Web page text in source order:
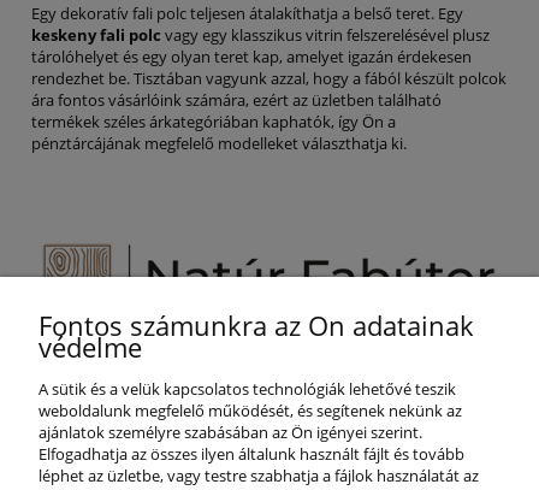
Egy dekoratív fali polc teljesen átalakíthatja a belső teret. Egy
keskeny fali polc vagy egy klasszikus vitrin felszerelésével plusz
tárolóhelyet és egy olyan teret kap, amelyet igazán érdekesen
rendezhet be. Tisztában vagyunk azzal, hogy a fából készült polcok
ára fontos vásárlóink számára, ezért az üzletben található
termékek széles árkategóriában kaphatók, így Ön a
pénztárcájának megfelelő modelleket választhatja ki.
Segítünk Önnek!
info@naturfabutor.hu
SEGÍTSÉG
Fontos számunkra az Ön adatainak
védelme
A sütik és a velük kapcsolatos technológiák lehetővé teszik
weboldalunk megfelelő működését, és segítenek nekünk az
ajánlatok személyre szabásában az Ön igényei szerint.
Elfogadhatja az összes ilyen általunk használt fájlt és tovább
léphet az üzletbe, vagy testre szabhatja a fájlok használatát az